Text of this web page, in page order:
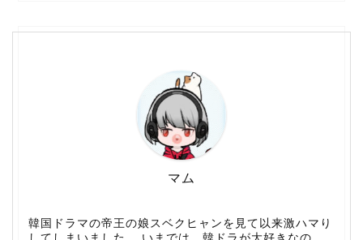
マム
韓国ドラマの帝王の娘スベクヒャンを見て以来激ハマり